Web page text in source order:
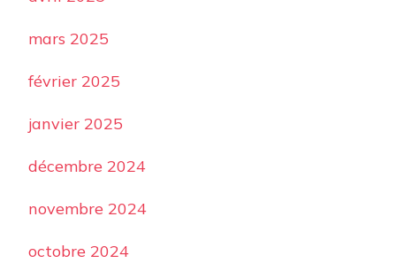
mars 2025
février 2025
janvier 2025
décembre 2024
novembre 2024
octobre 2024